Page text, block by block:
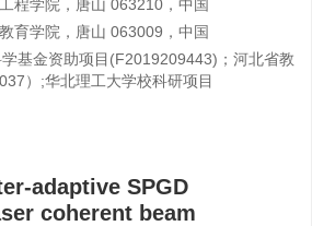
程学院，唐山 063210，中国
育学院，唐山 063009，中国
基金资助项目(F2019209443)；河北省教
）;华北理工大学校科研项目
adaptive SPGD
coherent beam